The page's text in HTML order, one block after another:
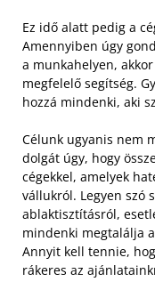
Ez idő alatt pedig a
Amennyiben úgy
a munkahelyen,
megfelelő segítség.
hozzá mindenki, aki
Célunk ugyanis nem
dolgát úgy, hogy
cégekkel, amelyek
vállukról. Legyen szó
ablaktisztításról,
mindenki megtalálja
Annyit kell tennie,
rákeres az